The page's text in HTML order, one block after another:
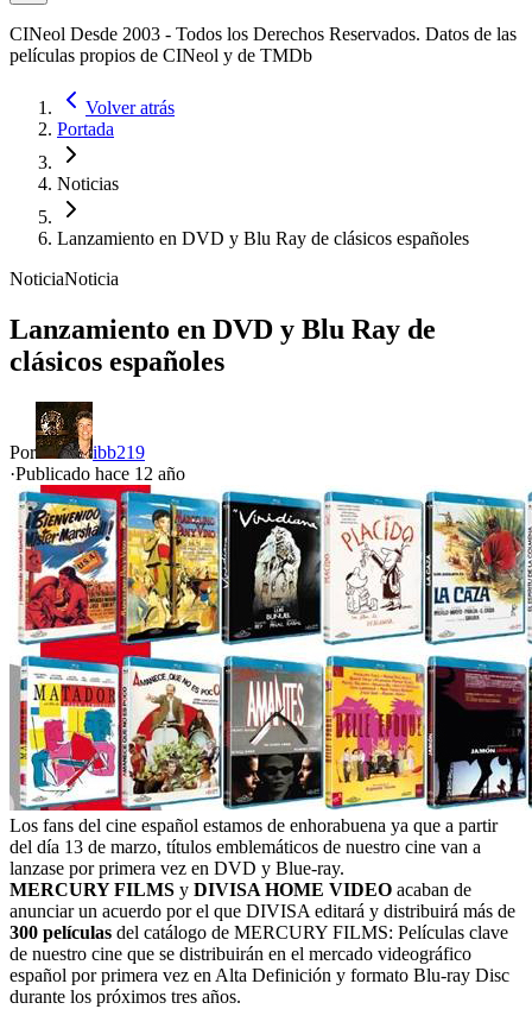
CINeol Desde 2003 - Todos los Derechos Reservados. Datos de las
películas propios de CINeol y de TMDb
Volver atrás
Portada
Noticias
Lanzamiento en DVD y Blu Ray de clásicos españoles
NoticiaNoticia
Lanzamiento en DVD y Blu Ray de
clásicos españoles
Por
ibb219
·Publicado hace 12 año
Los fans del cine español estamos de enhorabuena ya que a partir
del día 13 de marzo, títulos emblemáticos de nuestro cine van a
lanzase por primera vez en DVD y Blue-ray.
MERCURY FILMS y DIVISA HOME VIDEO acaban de
anunciar un acuerdo por el que DIVISA editará y distribuirá más de
300 películas del catálogo de MERCURY FILMS: Películas clave
de nuestro cine que se distribuirán en el mercado videográfico
español por primera vez en Alta Definición y formato Blu-ray Disc
durante los próximos tres años.